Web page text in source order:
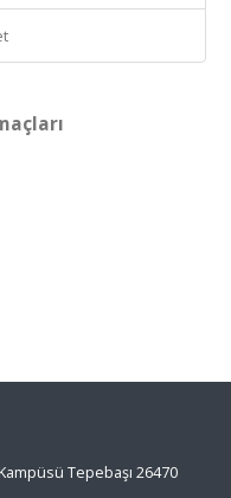
Tepebaşı 26470